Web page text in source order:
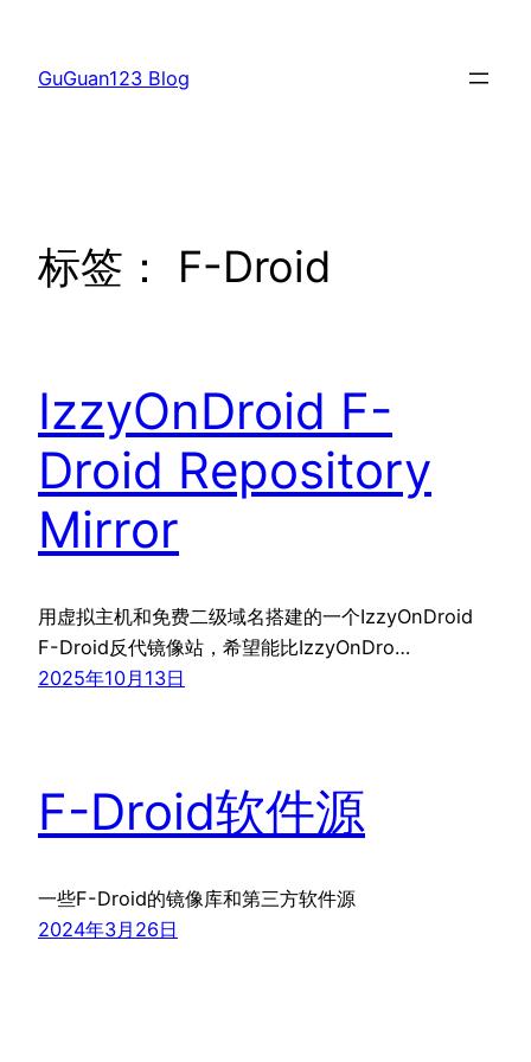
GuGuan123 Blog
标签： F-Droid
IzzyOnDroid F-
Droid Repository
Mirror
用虚拟主机和免费二级域名搭建的一个IzzyOnDroid
F-Droid反代镜像站，希望能比IzzyOnDro…
2025年10月13日
F-Droid软件源
一些F-Droid的镜像库和第三方软件源
2024年3月26日